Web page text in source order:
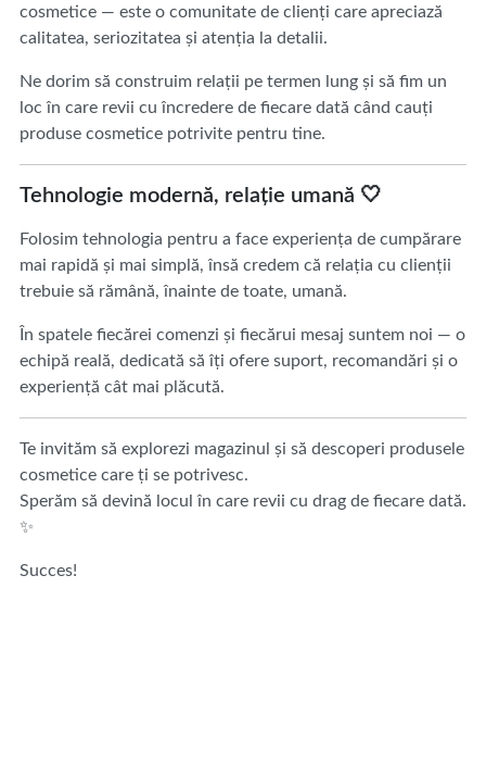
cosmetice — este o comunitate de clienți care apreciază
calitatea, seriozitatea și atenția la detalii.
Ne dorim să construim relații pe termen lung și să fim un
loc în care revii cu încredere de fiecare dată când cauți
produse cosmetice potrivite pentru tine.
Tehnologie modernă, relație umană 🤍
Folosim tehnologia pentru a face experiența de cumpărare
mai rapidă și mai simplă, însă credem că relația cu clienții
trebuie să rămână, înainte de toate, umană.
În spatele fiecărei comenzi și fiecărui mesaj suntem noi — o
echipă reală, dedicată să îți ofere suport, recomandări și o
experiență cât mai plăcută.
Te invităm să explorezi magazinul și să descoperi produsele
cosmetice care ți se potrivesc.
Sperăm să devină locul în care revii cu drag de fiecare dată.
✨
Succes!